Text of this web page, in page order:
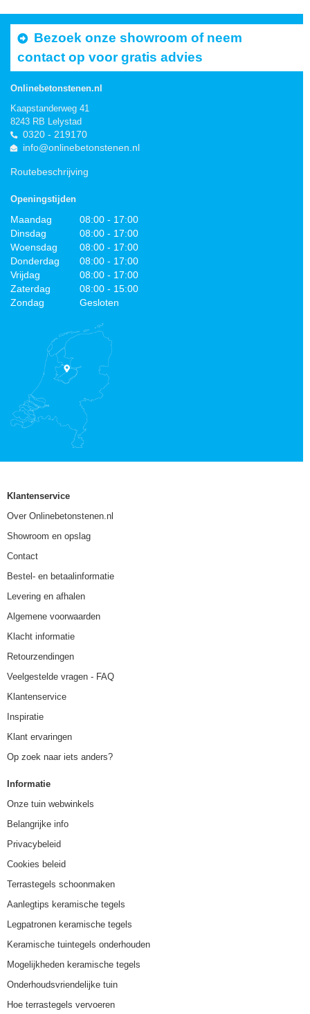
Bezoek onze showroom of neem
contact op voor gratis advies
Onlinebetonstenen.nl
Kaapstanderweg 41
8243 RB Lelystad
0320 - 219170
info@onlinebetonstenen.nl
Routebeschrijving
Openingstijden
Maandag
08:00 - 17:00
Dinsdag
08:00 - 17:00
Woensdag
08:00 - 17:00
Donderdag
08:00 - 17:00
Vrijdag
08:00 - 17:00
Zaterdag
08:00 - 15:00
Zondag
Gesloten
Klantenservice
Over Onlinebetonstenen.nl
Showroom en opslag
Contact
Bestel- en betaalinformatie
Levering en afhalen
Algemene voorwaarden
Klacht informatie
Retourzendingen
Veelgestelde vragen - FAQ
Klantenservice
Inspiratie
Klant ervaringen
Op zoek naar iets anders?
Informatie
Onze tuin webwinkels
Belangrijke info
Privacybeleid
Cookies beleid
Terrastegels schoonmaken
Aanlegtips keramische tegels
Legpatronen keramische tegels
Keramische tuintegels onderhouden
Mogelijkheden keramische tegels
Onderhoudsvriendelijke tuin
Hoe terrastegels vervoeren